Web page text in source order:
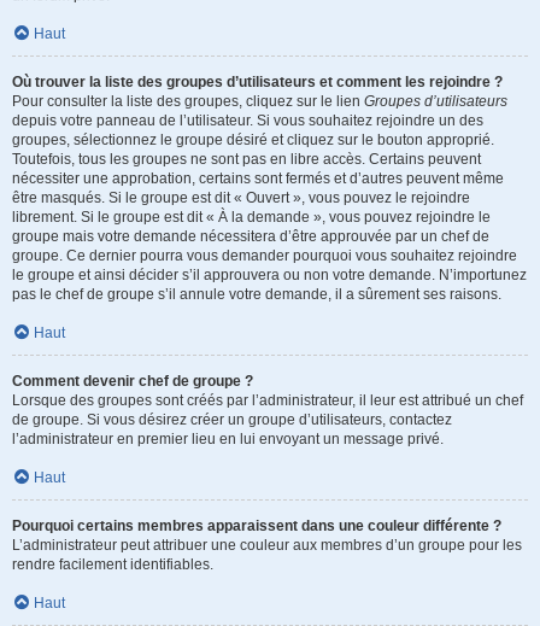
Haut
Où trouver la liste des groupes d’utilisateurs et comment les rejoindre ?
Pour consulter la liste des groupes, cliquez sur le lien Groupes d’utilisateurs
depuis votre panneau de l’utilisateur. Si vous souhaitez rejoindre un des
groupes, sélectionnez le groupe désiré et cliquez sur le bouton approprié.
Toutefois, tous les groupes ne sont pas en libre accès. Certains peuvent
nécessiter une approbation, certains sont fermés et d’autres peuvent même
être masqués. Si le groupe est dit « Ouvert », vous pouvez le rejoindre
librement. Si le groupe est dit « À la demande », vous pouvez rejoindre le
groupe mais votre demande nécessitera d’être approuvée par un chef de
groupe. Ce dernier pourra vous demander pourquoi vous souhaitez rejoindre
le groupe et ainsi décider s’il approuvera ou non votre demande. N’importunez
pas le chef de groupe s’il annule votre demande, il a sûrement ses raisons.
Haut
Comment devenir chef de groupe ?
Lorsque des groupes sont créés par l’administrateur, il leur est attribué un chef
de groupe. Si vous désirez créer un groupe d’utilisateurs, contactez
l’administrateur en premier lieu en lui envoyant un message privé.
Haut
Pourquoi certains membres apparaissent dans une couleur différente ?
L’administrateur peut attribuer une couleur aux membres d’un groupe pour les
rendre facilement identifiables.
Haut